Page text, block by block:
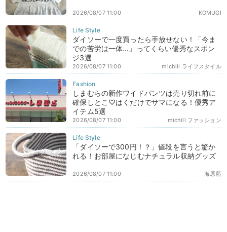
KOMUGI
2026/08/07 11:00
ダイソーで一度買ったら手放せない！「今ま
での苦労は一体…」ってくらい優秀なスポン
ジ3選
michill ライフスタイル
2026/08/07 11:00
しまむらの新作ワイドパンツは売り切れ前に
確保しとこ♡はくだけでサマになる！優秀ア
イテム5選
michill ファッション
2026/08/07 11:00
「ダイソーで300円！？」値段を言うと驚か
れる！お部屋になじむナチュラル収納グッズ
海原藍
2026/08/07 11:00